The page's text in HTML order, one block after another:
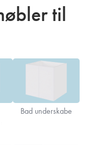
til
Bad underskabe